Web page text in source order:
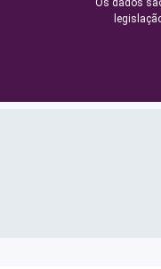
Os dados